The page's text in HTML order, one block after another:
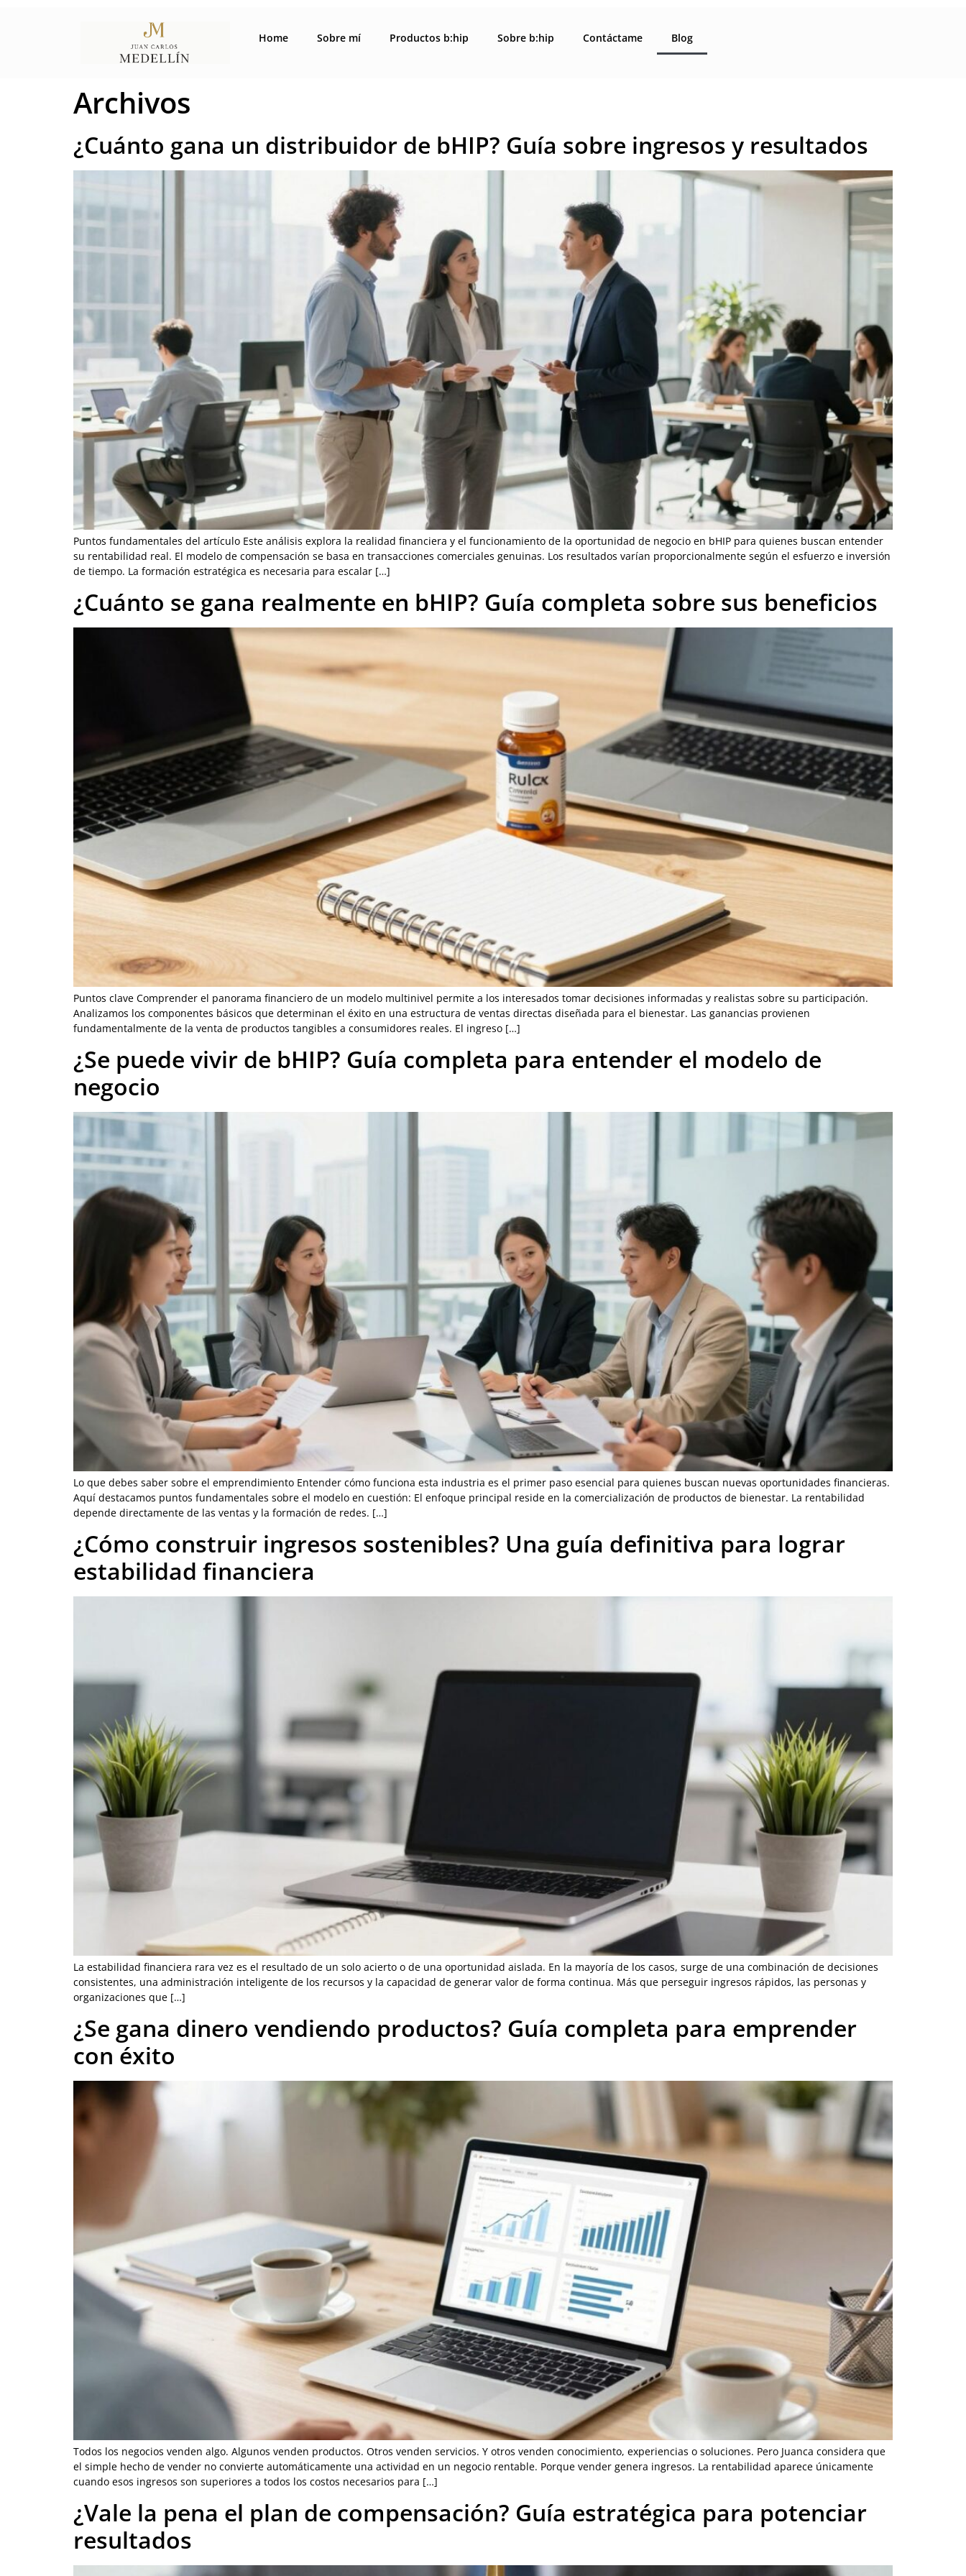
Home Sobre mí Productos b:hip Sobre b:hip Contáctame Blog
Archivos
¿Cuánto gana un distribuidor de bHIP? Guía sobre ingresos y resultados
Puntos fundamentales del artículo Este análisis explora la realidad financiera y el funcionamiento de la oportunidad de negocio en bHIP para quienes buscan entender
su rentabilidad real. El modelo de compensación se basa en transacciones comerciales genuinas. Los resultados varían proporcionalmente según el esfuerzo e inversión
de tiempo. La formación estratégica es necesaria para escalar […]
¿Cuánto se gana realmente en bHIP? Guía completa sobre sus beneficios
Puntos clave Comprender el panorama financiero de un modelo multinivel permite a los interesados tomar decisiones informadas y realistas sobre su participación.
Analizamos los componentes básicos que determinan el éxito en una estructura de ventas directas diseñada para el bienestar. Las ganancias provienen
fundamentalmente de la venta de productos tangibles a consumidores reales. El ingreso […]
¿Se puede vivir de bHIP? Guía completa para entender el modelo de
negocio
Lo que debes saber sobre el emprendimiento Entender cómo funciona esta industria es el primer paso esencial para quienes buscan nuevas oportunidades financieras.
Aquí destacamos puntos fundamentales sobre el modelo en cuestión: El enfoque principal reside en la comercialización de productos de bienestar. La rentabilidad
depende directamente de las ventas y la formación de redes. […]
¿Cómo construir ingresos sostenibles? Una guía definitiva para lograr
estabilidad financiera
La estabilidad financiera rara vez es el resultado de un solo acierto o de una oportunidad aislada. En la mayoría de los casos, surge de una combinación de decisiones
consistentes, una administración inteligente de los recursos y la capacidad de generar valor de forma continua. Más que perseguir ingresos rápidos, las personas y
organizaciones que […]
¿Se gana dinero vendiendo productos? Guía completa para emprender
con éxito
Todos los negocios venden algo. Algunos venden productos. Otros venden servicios. Y otros venden conocimiento, experiencias o soluciones. Pero Juanca considera que
el simple hecho de vender no convierte automáticamente una actividad en un negocio rentable. Porque vender genera ingresos. La rentabilidad aparece únicamente
cuando esos ingresos son superiores a todos los costos necesarios para […]
¿Vale la pena el plan de compensación? Guía estratégica para potenciar
resultados